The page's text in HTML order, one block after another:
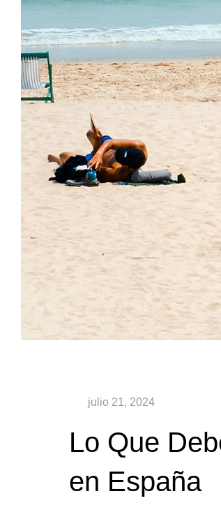
Lo Que
en España